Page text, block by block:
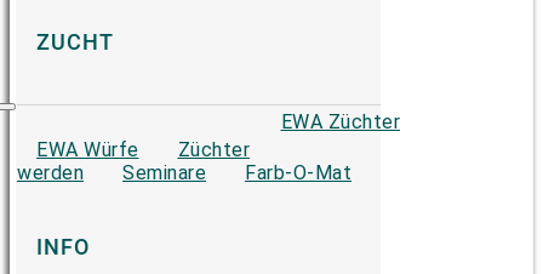
ZUCHT
EWA Züchter
EWA Würfe
Züchter
werden
Seminare Farb-O-Mat
INFO